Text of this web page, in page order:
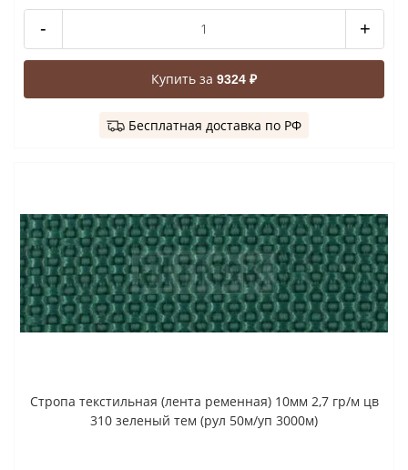
- +
Купить за 9324 ₽
Бесплатная доставка по РФ
Стропа текстильная (лента ременная) 10мм 2,7 гр/м цв
310 зеленый тем (рул 50м/уп 3000м)